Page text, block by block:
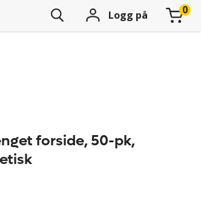
Logg på
forside, 50-pk,